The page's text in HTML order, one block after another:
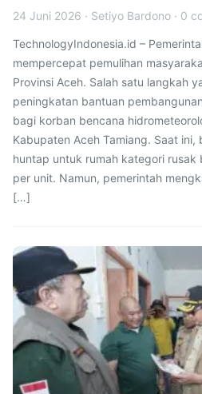
24 Juni 2026 · Setiyo Bardono · 0
TechnologyIndonesia.id –
mempercepat pemulihan
Provinsi Aceh. Salah satu langkah
peningkatan bantuan
bagi korban bencana
Kabupaten Aceh Tamiang. Saat ini,
huntap untuk rumah kategori rusak
per unit. Namun, pemerintah
[…]